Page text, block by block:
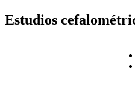
Estudios